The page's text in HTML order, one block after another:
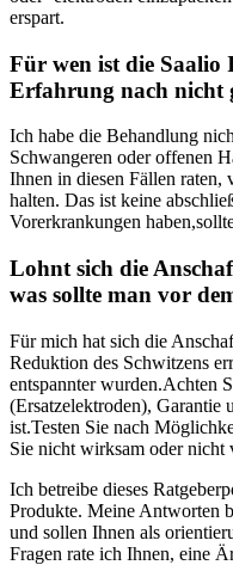
⁣erspart.
Für ‍wen ist die ⁣Saalio
Erfahrung ⁣nach ⁤nicht
Ich habe ⁢die Behandlung​
Schwangeren oder offenen
Ihnen in diesen⁤ Fällen raten,
halten. Das ist keine
Vorerkrankungen
Lohnt⁣ sich die
was ⁤sollte man vor
Für mich hat sich die‍
Reduktion des Schwitzens
entspannter wurden.Achten
(Ersatzelektroden), Garantie
ist.Testen Sie nach‍
Sie nicht ⁤wirksam⁣ oder ‍nicht
Ich betreibe dieses
Produkte.‍ Meine Antworten
und sollen‌ Ihnen als
Fragen ​rate ich​ Ihnen, eine